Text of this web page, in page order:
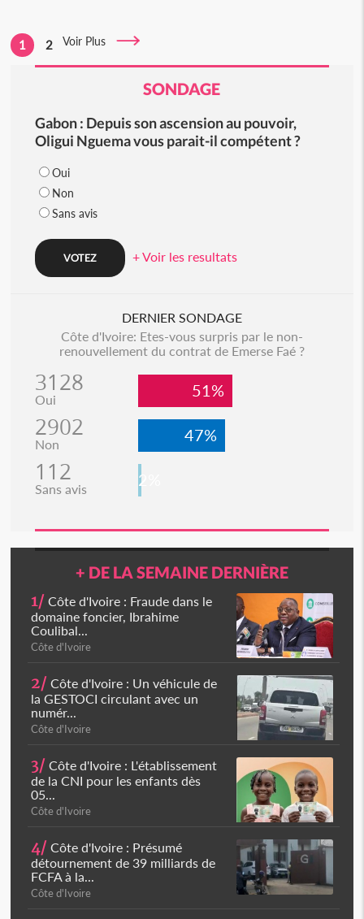
1 2 Voir Plus
SONDAGE
Gabon : Depuis son ascension au pouvoir,
Oligui Nguema vous parait-il compétent ?
Oui
Non
Sans avis
+ Voir les resultats
DERNIER SONDAGE
Côte d'Ivoire: Etes-vous surpris par le non-
renouvellement du contrat de Emerse Faé ?
3128
Oui 51%
2902
Non 47%
112
Sans avis 2%
+ DE LA SEMAINE DERNIÈRE
1/ Côte d'Ivoire : Fraude dans le
domaine foncier, Ibrahime
Coulibal...
Côte d'Ivoire
2/ Côte d'Ivoire : Un véhicule de
la GESTOCI circulant avec un
numér...
Côte d'Ivoire
3/ Côte d'Ivoire : L'établissement
de la CNI pour les enfants dès
05...
Côte d'Ivoire
4/ Côte d'Ivoire : Présumé
détournement de 39 milliards de
FCFA à la...
Côte d'Ivoire